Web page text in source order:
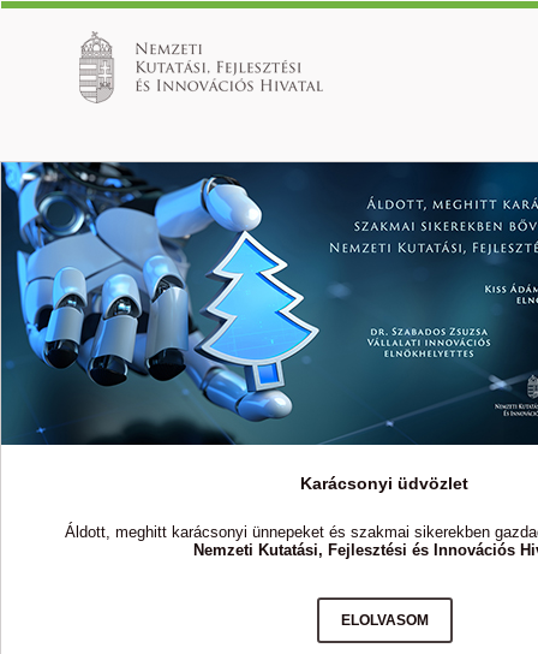
Karácsonyi üdvözlet
Áldott, meghitt karácsonyi ünnepeket és szakmai sikerekben
Nemzeti Kutatási, Fejlesztési és Innovációs
ELOLVASOM